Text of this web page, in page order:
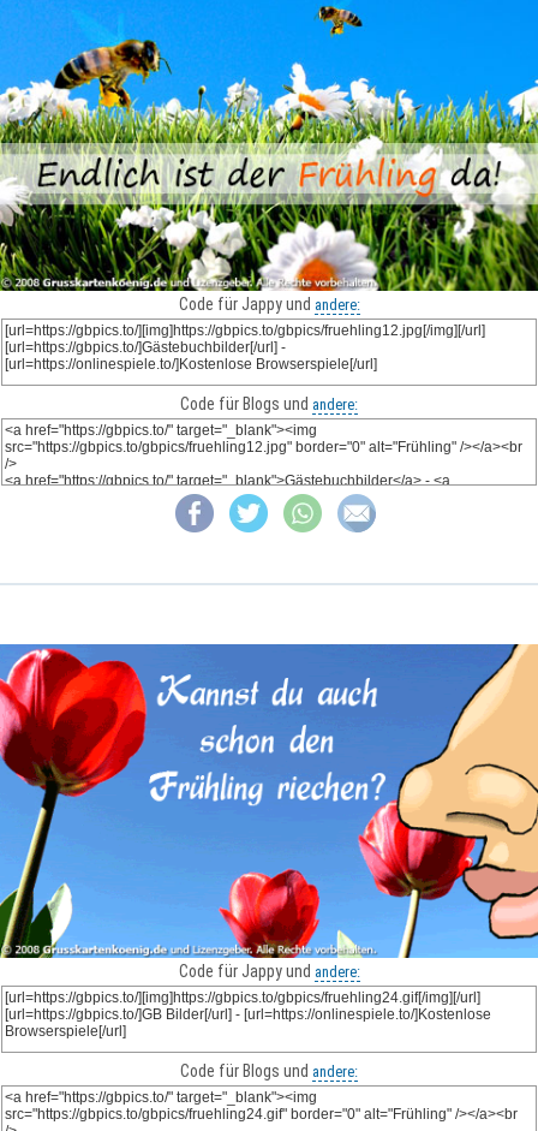
Code für Jappy und andere:
Code für Blogs und andere:
Code für Jappy und andere:
Code für Blogs und andere: